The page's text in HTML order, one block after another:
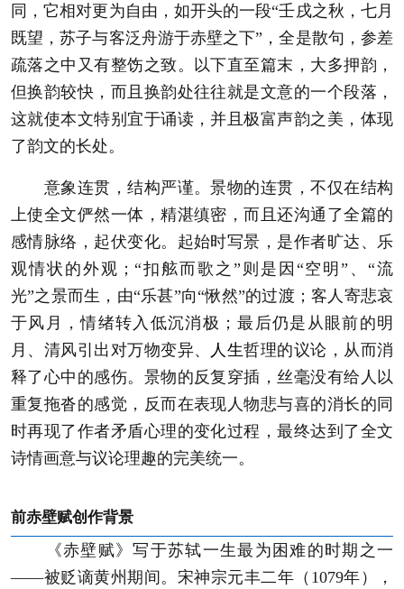
同，它相对更为自由，如开头的一段“壬戌之秋，七月
既望，苏子与客泛舟游于赤壁之下”，全是散句，参差
疏落之中又有整饬之致。以下直至篇末，大多押韵，
但换韵较快，而且换韵处往往就是文意的一个段落，
这就使本文特别宜于诵读，并且极富声韵之美，体现
了韵文的长处。
意象连贯，结构严谨。景物的连贯，不仅在结构
上使全文俨然一体，精湛缜密，而且还沟通了全篇的
感情脉络，起伏变化。起始时写景，是作者旷达、乐
观情状的外观；“扣舷而歌之”则是因“空明”、“流
光”之景而生，由“乐甚”向“愀然”的过渡；客人寄悲哀
于风月，情绪转入低沉消极；最后仍是从眼前的明
月、清风引出对万物变异、
人生哲理的议论，从而消
释了心中的感伤。景物的反复穿插，丝毫没有给人以
重复拖沓的感觉，反而在表现人物悲与喜的消长的同
时再现了作者矛盾心理的变化过程，最终达到了全文
诗情画意与议论理趣的完美统一。
前赤壁赋创作背景
《赤壁赋》写于苏轼一生最为困难的时期之一
——被贬谪黄州期间。宋神宗元丰二年（1079年），